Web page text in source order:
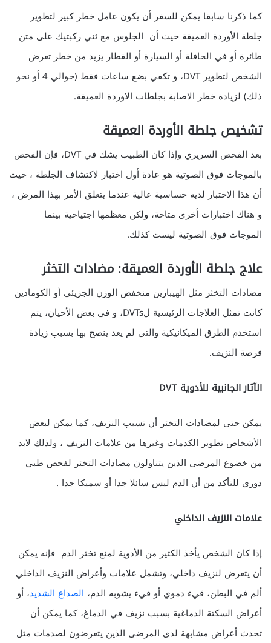
كما ذكرنا سابقا يمكن للسفر أن يكون عامل خطر كبير لتطوير
جلطة الأوردة العميقة حيث أن الجلوس مع ثني ركبتيك على متن
طائرة أو في الحافلة أو السيارة أو القطار يزيد من خطر تعرض
الشخص لتطوير DVT، و تكفي بضع ساعات فقط (حوالي 4 أو نحو
ذلك) لزيادة خطر الاصابة بجلطات الاوردة العميقة.
تشخيص جلطة الأوردة العميقة
بعد الفحص السريري وإذا كان الطبيب يشك في DVT، فإن الفحص
بالموجات فوق الصوتية هو عادة أول اختبار لاكتشاف الجلطة ، حيث
أن هذا الاختبار لديه حساسية عالية عندما يتعلق الأمر بهذا المرض ،
و هناك اختبارات أخرى متاحة، ولكن معظمها اجتياحية بينما
الموجات فوق الصوتية ليست كذلك.
علاج جلطة الأوردة العميقة: مضادات التخثر
مضادات التخثر مثل الهيبارين منخفض الوزن الجزيئي أو الكومادين
كانت تمثل العلاجات الرئيسية لDVTs، و في بعض الأحيان، يتم
استخدم الطرق الميكانيكية والتي لم يعد ينصح بها بسبب زيادة
فرصة النزيف.
الآثار الجانبية للأدوية DVT
يمكن حتى لمضادات التخثر أن تسبب النزيف، كما يمكن لبعض
الأشخاص تطوير الكدمات وغيرها من علامات النزيف ، ولذلك لابد
من خضوع المرضى الذين يتناولون مضادات التخثر لفحص طبي
دوري للتأكد من أن الدم ليس سائلا جدا أو سميكا جدا .
علامات النزيف الداخلي
إذا كان الشخص يأخذ الكثير من الأدوية لمنع تخثر الدم فإنه يمكن
أن يتعرض لنزيف داخلي، وتشمل علامات وأعراض النزيف الداخلي
ألم في البطن، قيء دموي أو قيء يشوبه الدم، الصداع الشديد، أو
أعراض السكتة الدماغية بسبب نزيف في الدماغ، كما يمكن أن
تحدث أعراض مشابهة لدى المرضى الذين يتعرضون لصدمات مثل